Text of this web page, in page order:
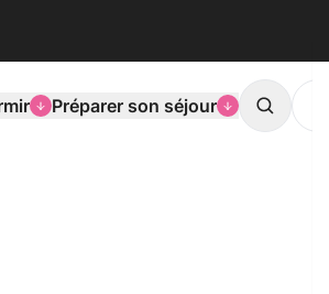
Préparer son séjour Search